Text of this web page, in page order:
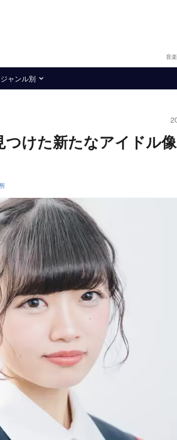
音
ジャンル別
つけた新たなアイドル